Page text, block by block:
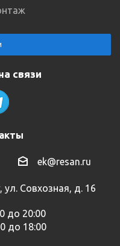
связи
ek@resan.ru
ул. Совхозная, д. 16
до 20:00
до 18:00